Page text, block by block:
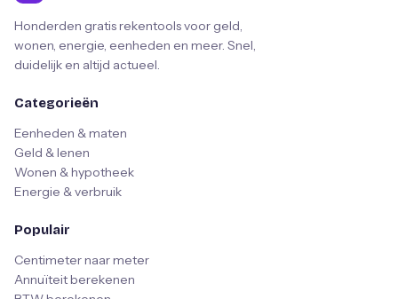
Honderden gratis rekentools voor geld,
wonen, energie, eenheden en meer. Snel,
duidelijk en altijd actueel.
Categorieën
Eenheden & maten
Geld & lenen
Wonen & hypotheek
Energie & verbruik
Populair
Centimeter naar meter
Annuïteit berekenen